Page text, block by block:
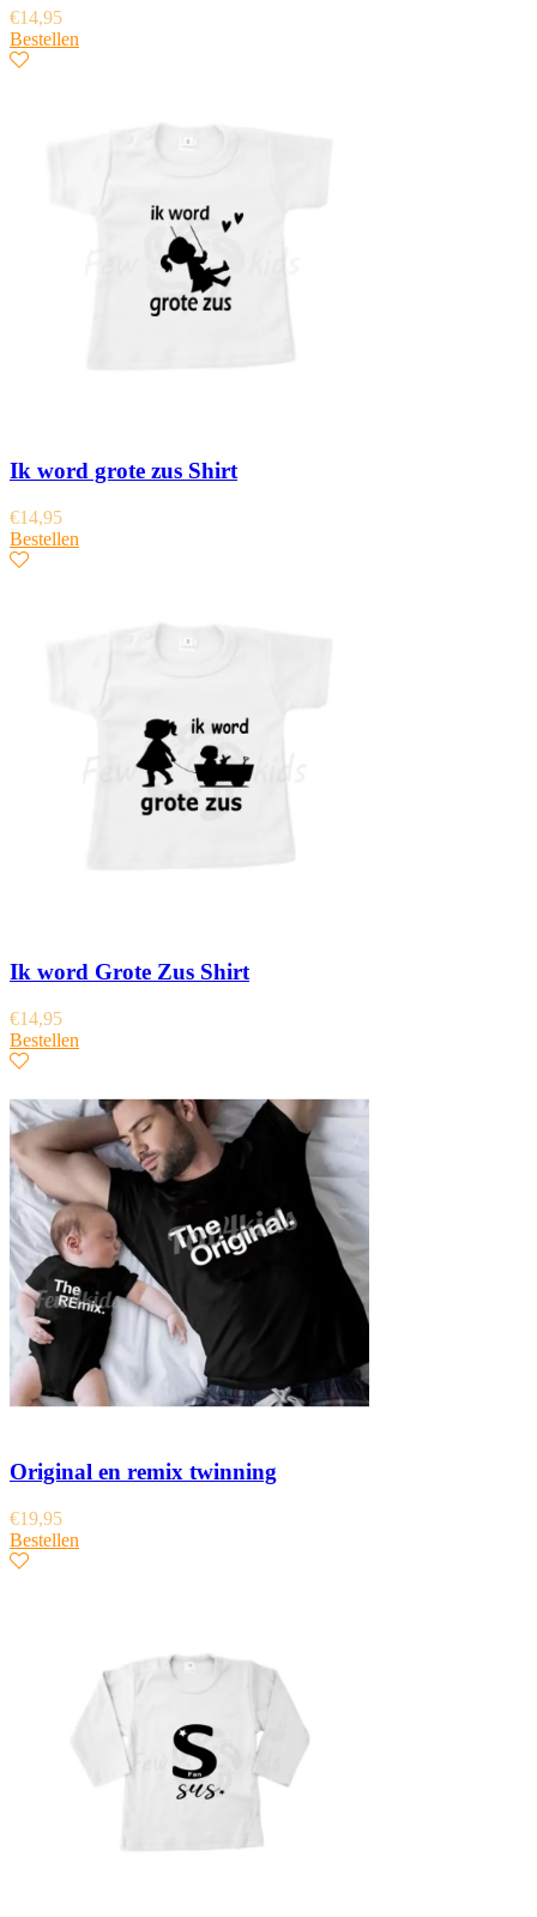
€14,95
Bestellen
Ik word grote zus Shirt
€14,95
Bestellen
Ik word Grote Zus Shirt
€14,95
Bestellen
Original en remix twinning
€19,95
Bestellen